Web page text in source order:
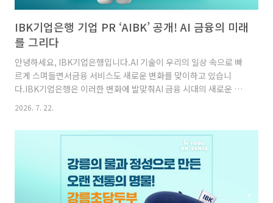
IBK기업은행 기업 PR ‘AIBK’ 공개! AI 금융의 미래
를 그리다
안녕하세요, IBK기업은행입니다.AI 기술이 우리의 일상 속으로 빠
르게 스며들면서금융 서비스도 새로운 변화를 맞이하고 있습니
다.IBK기업은행은 이러한 변화에 발맞춰AI 금융 시대의 새로운 비
전을 담은기업 PR 광고 'AIBK'를 공개했습니다. 아티스트 로꼬와
아티스트 로꼬가 함께했습니다.광고 모델뿐 아니라 음원 제작과 가
창에도 직접 참여하며'AIBK'만의 감각적인 브랜드 이미지를 완성
했습니다.감각적인 음악과 퍼포먼스를 통해 AI 금융이 만들어 갈새
로운 금융 경험을 젊고 트렌디한 방식으로 표현했습니다.IBK기업
은행의 2026년 핵심 전략인'AI 금융'과 '따뜻한 AX(AI
Transformation)'를중심으로 제작되었는데요!단순히 AI ..
2026. 7. 22.